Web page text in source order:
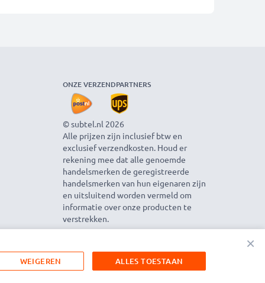
ONZE VERZENDPARTNERS
© subtel.nl 2026
Alle prijzen zijn inclusief btw en
exclusief verzendkosten. Houd er
rekening mee dat alle genoemde
handelsmerken de geregistreerde
handelsmerken van hun eigenaren zijn
en uitsluitend worden vermeld om
informatie over onze producten te
verstrekken.
×
ALLES TOESTAAN
WEIGEREN